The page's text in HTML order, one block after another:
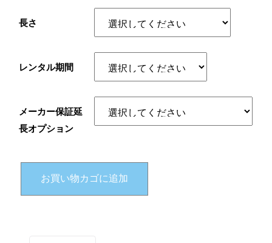
長さ
レンタル期間
メーカー保証延
長オプション
【
ル
お買い物カゴに追加